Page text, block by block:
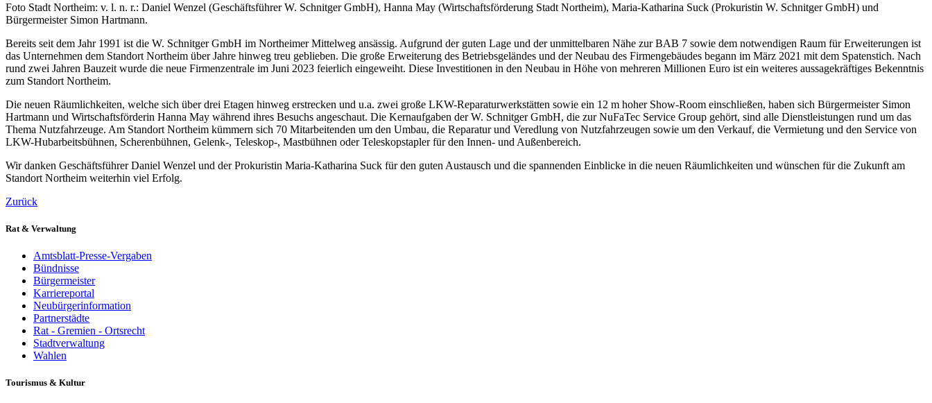
Foto Stadt Northeim: v. l. n. r.: Daniel Wenzel (Geschäftsführer W. Schnitger GmbH), Hanna May (Wirtschaftsförderung Stadt Northeim), Maria-Katharina Suck (Prokuristin W. Schnitger GmbH) und
Bürgermeister Simon Hartmann.
Bereits seit dem Jahr 1991 ist die W. Schnitger GmbH im Northeimer Mittelweg ansässig. Aufgrund der guten Lage und der unmittelbaren Nähe zur BAB 7 sowie dem notwendigen Raum für Erweiterungen ist
das Unternehmen dem Standort Northeim über Jahre hinweg treu geblieben. Die große Erweiterung des Betriebsgeländes und der Neubau des Firmengebäudes begann im März 2021 mit dem Spatenstich. Nach
rund zwei Jahren Bauzeit wurde die neue Firmenzentrale im Juni 2023 feierlich eingeweiht. Diese Investitionen in den Neubau in Höhe von mehreren Millionen Euro ist ein weiteres aussagekräftiges Bekenntnis
zum Standort Northeim.
Die neuen Räumlichkeiten, welche sich über drei Etagen hinweg erstrecken und u.a. zwei große LKW-Reparaturwerkstätten sowie ein 12 m hoher Show-Room einschließen, haben sich Bürgermeister Simon
Hartmann und Wirtschaftsförderin Hanna May während ihres Besuchs angeschaut. Die Kernaufgaben der W. Schnitger GmbH, die zur NuFaTec Service Group gehört, sind alle Dienstleistungen rund um das
Thema Nutzfahrzeuge. Am Standort Northeim kümmern sich 70 Mitarbeitenden um den Umbau, die Reparatur und Veredlung von Nutzfahrzeugen sowie um den Verkauf, die Vermietung und den Service von
LKW-Hubarbeitsbühnen, Scherenbühnen, Gelenk-, Teleskop-, Mastbühnen oder Teleskopstapler für den Innen- und Außenbereich.
Wir danken Geschäftsführer Daniel Wenzel und der Prokuristin Maria-Katharina Suck für den guten Austausch und die spannenden Einblicke in die neuen Räumlichkeiten und wünschen für die Zukunft am
Standort Northeim weiterhin viel Erfolg.
Zurück
Rat & Verwaltung
Amtsblatt-Presse-Vergaben
Bündnisse
Bürgermeister
Karriereportal
Neubürgerinformation
Partnerstädte
Rat - Gremien - Ortsrecht
Stadtverwaltung
Wahlen
Tourismus & Kultur